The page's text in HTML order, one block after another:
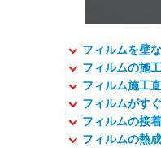
フィルムを壁
フィルムの施
フィルム施工
フィルムがす
フィルムの接
フィルムの熱